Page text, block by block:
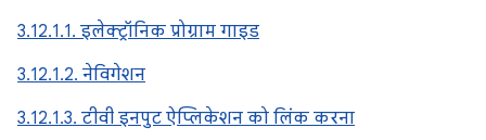
3.12.1.1. इलेक्ट्रॉनिक प्रोग्राम गाइड
3.12.1.2. नेविगेशन
3.12.1.3. टीवी इनपुट ऐप्लिकेशन को लिंक करना